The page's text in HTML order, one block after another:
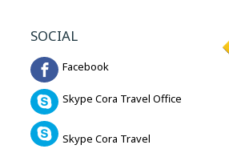
SOCIAL
Facebook
Skype Cora Travel Office
Skype Cora Travel